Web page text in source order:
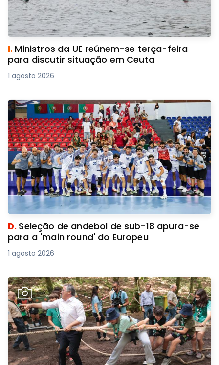
I. Ministros da UE reúnem-se terça-feira
para discutir situação em Ceuta
1 agosto 2026
D. Seleção de andebol de sub-18 apura-se
para a 'main round' do Europeu
1 agosto 2026